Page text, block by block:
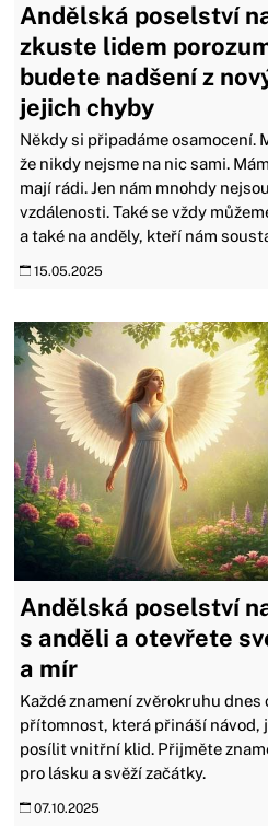
Andělská poselství
zkuste lidem
budete nadšení z
jejich chyby
Někdy si připadáme osamocení.
že nikdy nejsme na nic sami.
mají rádi. Jen nám mnohdy
vzdálenosti. Také se vždy
a také na anděly, kteří nám
15.05.2025
Andělská poselství
s anděli a otevřete
a mír
Každé znamení zvěrokruhu
přítomnost, která přináší návod,
posílit vnitřní klid. Přijměte
pro lásku a svěží začátky.
07.10.2025